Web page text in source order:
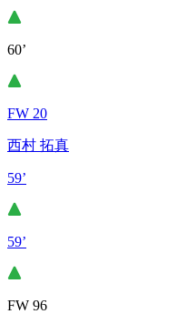
60’
FW 20
西村 拓真
59’
59’
FW 96